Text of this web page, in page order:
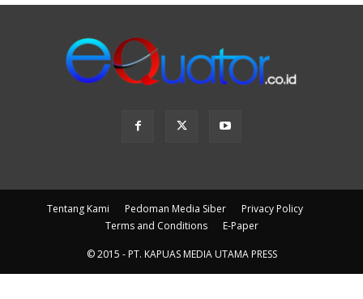
Tentang Kami Pedoman Media Siber
Privacy Policy
Terms and Conditions
E-Paper
© 2015 - PT. KAPUAS MEDIA UTAMA PRESS